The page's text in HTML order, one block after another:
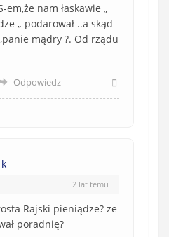
em,że nam łaskawie „
„ podarował ..a skąd
mądry ?. Od rządu
Odpowiedz
2 lat temu
Rajski pieniądze? ze
poradnię?